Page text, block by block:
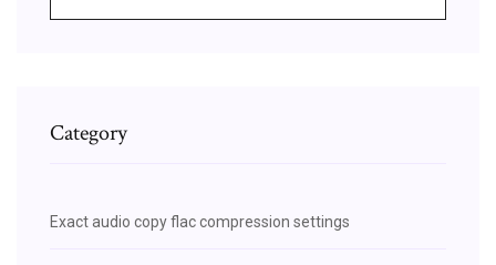
Category
Exact audio copy flac compression settings